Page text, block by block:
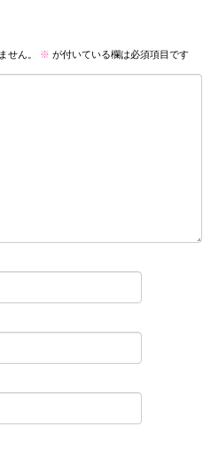
せん。 ※ が付いている欄は必須項目です